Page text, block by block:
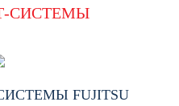
СИСТЕМЫ
FUJITSU